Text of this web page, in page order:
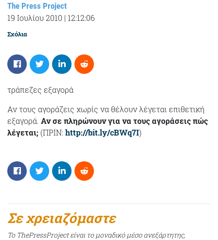
The Press Project
19 Ιουλίου 2010 | 12:12:06
Σχόλια
τράπεζες εξαγορά
Αν τους αγοράζεις χωρίς να θέλουν λέγεται επιθετική
εξαγορά. Αν σε πληρώνουν για να τους αγοράσεις πώς
λέγεται; (ΠΡΙΝ: http://bit.ly/cBWq7I)
Σε χρειαζόμαστε
Το ThePressProject είναι το μοναδικό μέσο ανεξάρτητης,